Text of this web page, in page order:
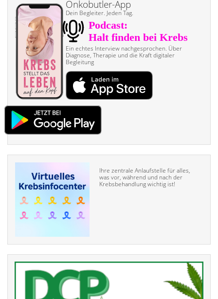
Onkobutler-App
Dein Begleiter. Jeden Tag.
Ein echtes Interview nach­gesprochen. Über
Diagnose, Therapie und die Kraft digitaler
Begleitung
Ihre zentrale Anlaufstelle für alles,
was vor, während und nach der
Krebsbehandlung wichtig ist!